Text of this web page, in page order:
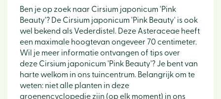
Ben je op zoek naar Cirsium japonicum 'Pink
Beauty'? De Cirsium japonicum 'Pink Beauty' is ook
wel bekend als Vederdistel. Deze Asteraceae heeft
een maximale hoogtevan ongeveer 70 centimeter.
Wil je meer informatie ontvangen of tips over
deze Cirsium japonicum 'Pink Beauty'? Je bent van
harte welkom in ons tuincentrum. Belangrijk om te
weten: niet alle planten in deze
groenencyclopedie zijn (op elk moment) in ons